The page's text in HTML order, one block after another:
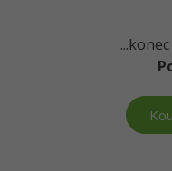
Kurzy e-
Testování
Kurzy designu